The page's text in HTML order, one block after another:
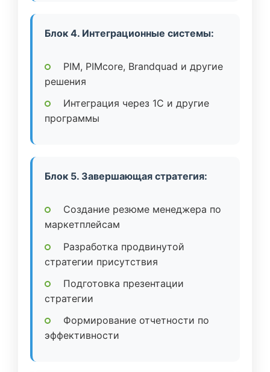
Блок 4. Интеграционные системы:
PIM, PIMcore, Brandquad и другие
решения
Интеграция через 1C и другие
программы
Блок 5. Завершающая стратегия:
Создание резюме менеджера по
маркетплейсам
Разработка продвинутой
стратегии присутствия
Подготовка презентации
стратегии
Формирование отчетности по
эффективности